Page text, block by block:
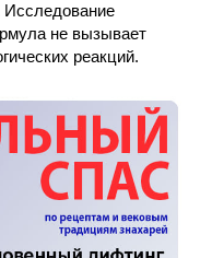
Исследование
не вызывает
реакций.